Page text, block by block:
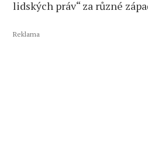
lidských práv“ za různé
Reklama